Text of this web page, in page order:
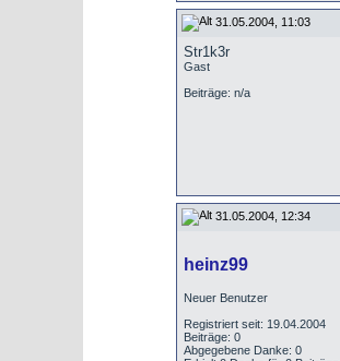
31.05.2004, 11:03
Str1k3r
Gast
Beiträge: n/a
31.05.2004, 12:34
heinz99
Neuer Benutzer
Registriert seit: 19.04.2004
Beiträge: 0
Abgegebene Danke: 0